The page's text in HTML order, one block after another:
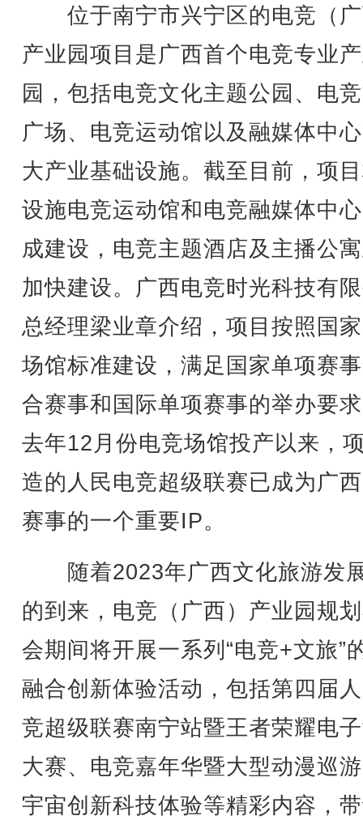
位于南宁市兴宁区的电竞（
产业园项目是广西首个电竞专业
园，包括电竞文化主题公园、电
广场、电竞运动馆以及融媒体中
大产业基础设施。截至目前，项
设施电竞运动馆和电竞融媒体中
成建设，电竞主题酒店及主播公
加快建设。广西电竞时光科技有
总经理梁业章介绍，项目按照国
场馆标准建设，满足国家单项赛
合赛事和国际单项赛事的举办要
去年12月份电竞场馆投产以来，
造的人民电竞超级联赛已成为广
赛事的一个重要IP。
随着2023年广西文化旅游发
的到来，电竞（广西）产业园规
会期间将开展一系列“电竞+文旅”
融合创新体验活动，包括第四届
竞超级联赛南宁站暨王者荣耀电
大赛、电竞嘉年华暨大型动漫巡
宇宙创新科技体验等精彩内容，